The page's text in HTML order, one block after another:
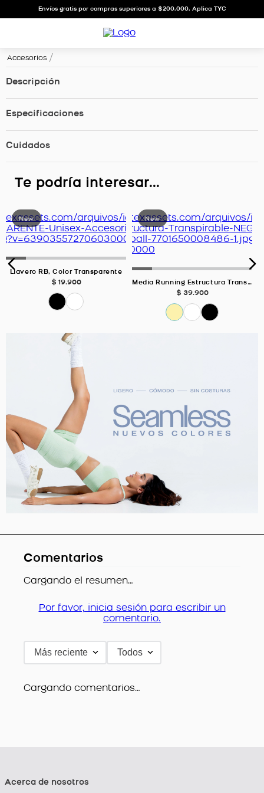
Envíos gratis por compras superiores a $200.000. Aplica TYC
Accesorios
Descripción
Especificaciones
Cuidados
Te podría interesar...
Llavero RB, Color Transparente
$ 19.900 Media Running Estructura Transpirable Negro Unisex
$ 39.900
Comentarios
Cargando el resumen…
Por favor, inicia sesión para escribir un
comentario.
Más reciente Todos
Cargando comentarios…
Acerca de nosotros